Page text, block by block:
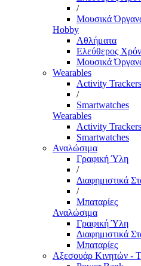
/
Μουσικά
Hobby
Αθλήματα
Ελεύθερος
Μουσικά
Wearables
Activity Trackers
/
Smartwatches
Wearables
Activity Trackers
Smartwatches
Αναλώσιμα
Γραφική Ύλη
/
Διαφημιστικά
/
Μπαταρίες
Αναλώσιμα
Γραφική Ύλη
Διαφημιστικά
Μπαταρίες
Αξεσουάρ Κινητών -